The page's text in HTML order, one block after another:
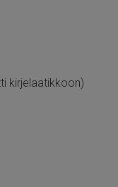
kirjelaatikkoon)